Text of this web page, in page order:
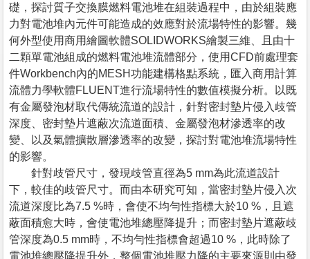
礎，探討質子交換膜燃料電池堆在組裝過程中，由於組裝應
力對電池堆內元件可能造成的效應對於流場特性的影響。幾
何外型使用商用繪圖軟體SOLIDWORKS繪製三維、且由十
二顆單電池組成的燃料電池堆流體部分，使用CFD前處理套
件Workbench內的MESH功能建構格點系統，匯入商用計算
流體力學軟體FLUENT進行流場特性的數值模擬分析。以既
有金屬發泡材取代傳統流道的設計，針對密封墊片侵入歧管
深度、密封墊片遮蔽次流道面積、金屬發泡材滲透率的改
變、以及氣體擴散層滲透率的改變，探討對電池堆流場特性
的影響。
針對歧管尺寸，發現歧管直徑為5 mm為此流道設計
下，較佳的歧管尺寸。而由本研究可知，當密封墊片侵入次
流道深度比為7.5 %時，會使不均勻性指標大於10 %，且遮
蔽面積愈大時，會使電池堆總壓降提升；而密封墊片遮蔽歧
管深度為0.5 mm時，不均勻性指標會超過10 %，此時除了
電池堆總壓降提升外，整個電池堆壓力降的主要來源則由發